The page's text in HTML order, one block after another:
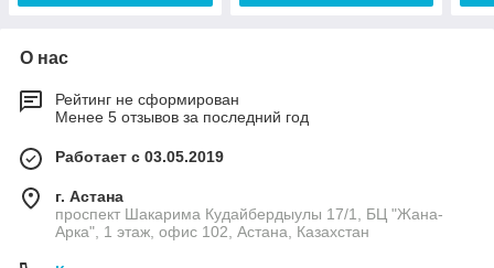
О нас
Рейтинг не сформирован
Менее 5 отзывов за последний год
Работает с 03.05.2019
г. Астана
проспект Шакарима Кудайбердыулы 17/1, БЦ "Жана-
Арка", 1 этаж, офис 102, Астана, Казахстан